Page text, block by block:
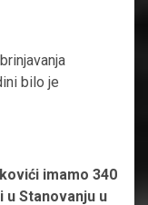
bilo je
imamo 340
u Stanovanju u